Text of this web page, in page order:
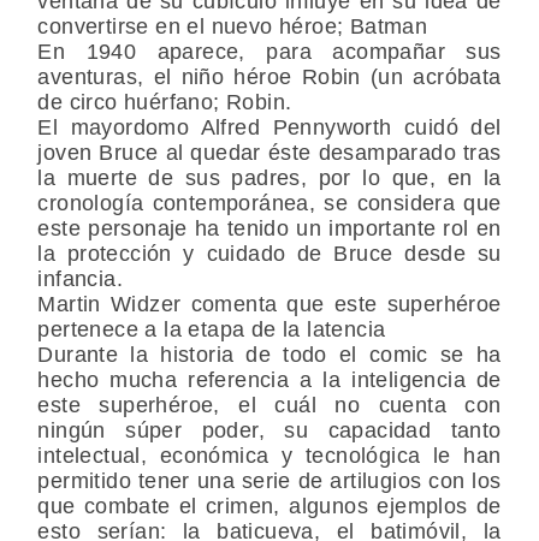
convertirse en el nuevo héroe; Batman
En 1940 aparece, para acompañar sus
aventuras, el niño héroe Robin (un acróbata
de circo huérfano; Robin.
El mayordomo Alfred Pennyworth cuidó del
joven Bruce al quedar éste desamparado tras
la muerte de sus padres, por lo que, en la
cronología contemporánea, se considera que
este personaje ha tenido un importante rol en
la protección y cuidado de Bruce desde su
infancia.
Martin Widzer comenta que este superhéroe
pertenece a la etapa de la latencia
Durante la historia de todo el comic se ha
hecho mucha referencia a la inteligencia de
este superhéroe, el cuál no cuenta con
ningún súper poder, su capacidad tanto
intelectual, económica y tecnológica le han
permitido tener una serie de artilugios con los
que combate el crimen, algunos ejemplos de
esto serían: la baticueva, el batimóvil, la